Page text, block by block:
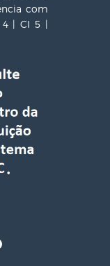
com
4 | CI 5 |